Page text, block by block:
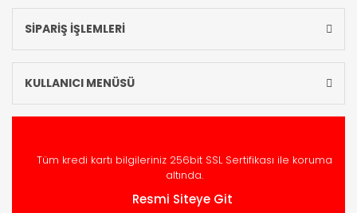
SİPARİŞ İŞLEMLERİ
KULLANICI MENÜSÜ
Tüm kredi kartı bilgileriniz 256bit SSL Sertifikası ile koruma
altında.
Resmi Siteye Git